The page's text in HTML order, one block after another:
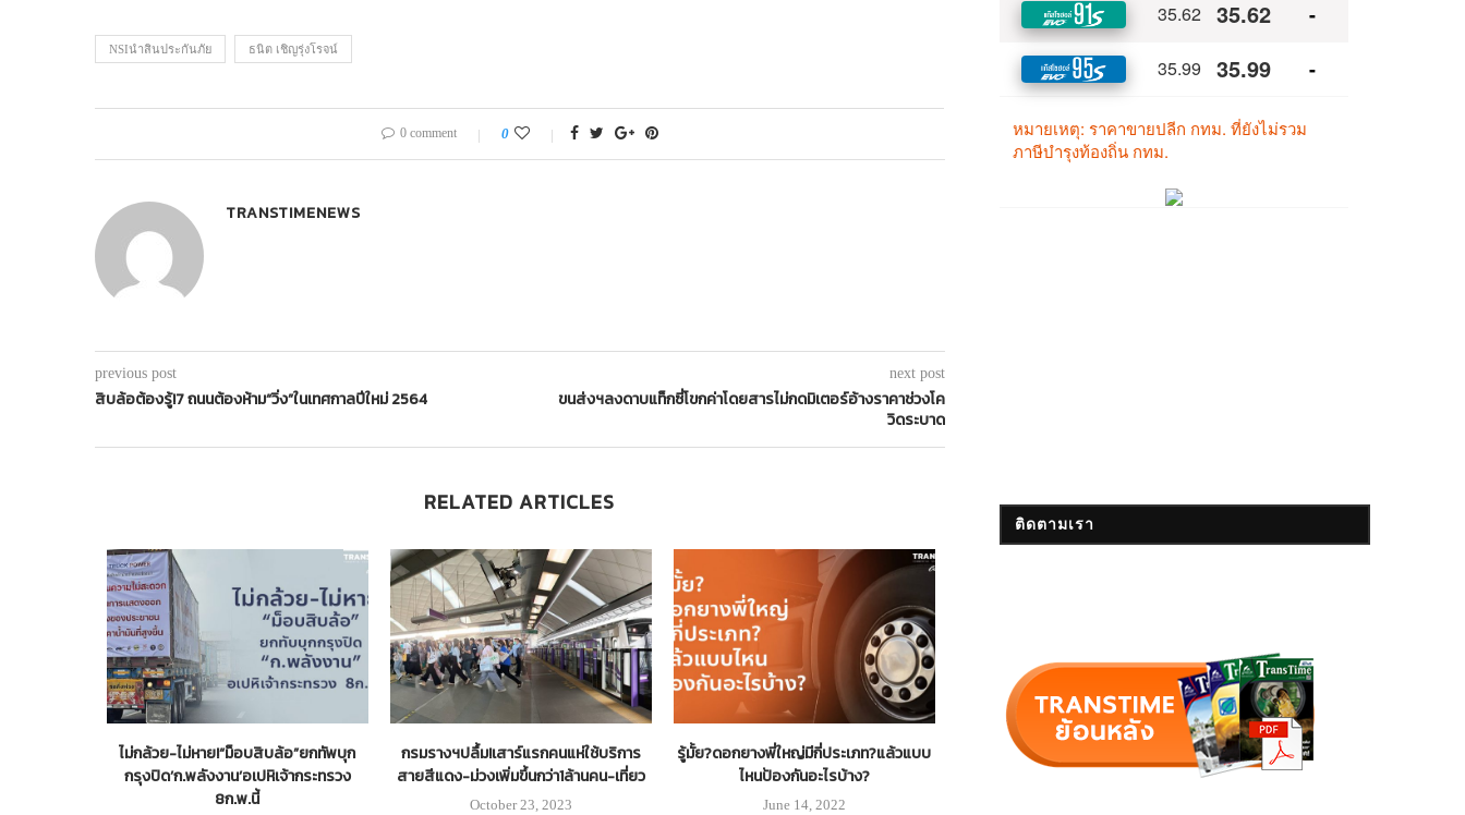
NSIนำสินประกันภัย ธนิต เชิญรุ่งโรจน์
0 comment 0
TRANSTIMENEWS
previous post
สิบล้อต้องรู้!7 ถนนต้องห้าม“วิ่ง”ในเทศกาลปีใหม่ 2564
next post
ขนส่งฯลงดาบแท็กซี่โขกค่าโดยสารไม่กดมิเตอร์อ้างราคาช่วงโค
วิดระบาด
RELATED ARTICLES
ไม่กล้วย-ไม่หาย!“ม็อบสิบล้อ”ยกทัพบุก
กรุงปิด’ก.พลังงาน’อเปหิเจ้ากระทรวง
8ก.พ.นี้
กรมรางฯปลื้ม!เสาร์แรกคนแห่ใช้บริการ
สายสีแดง-ม่วงเพิ่มขึ้นกว่า1ล้านคน-เที่ยว
October 23, 2023
รู้มั้ย?ดอกยางพี่ใหญ่มีกี่ประเภท?แล้วแบบ
ไหนป้องกันอะไรบ้าง?
June 14, 2022
‘Sakun C’ มินิบัสอลูมิเนียมสัญชาติไทย
ทช. ขยายถนน จ.สมุทรปราการ รุดห
68 % รับการเติบโตพื้นที่ EEC
ติดตามเรา